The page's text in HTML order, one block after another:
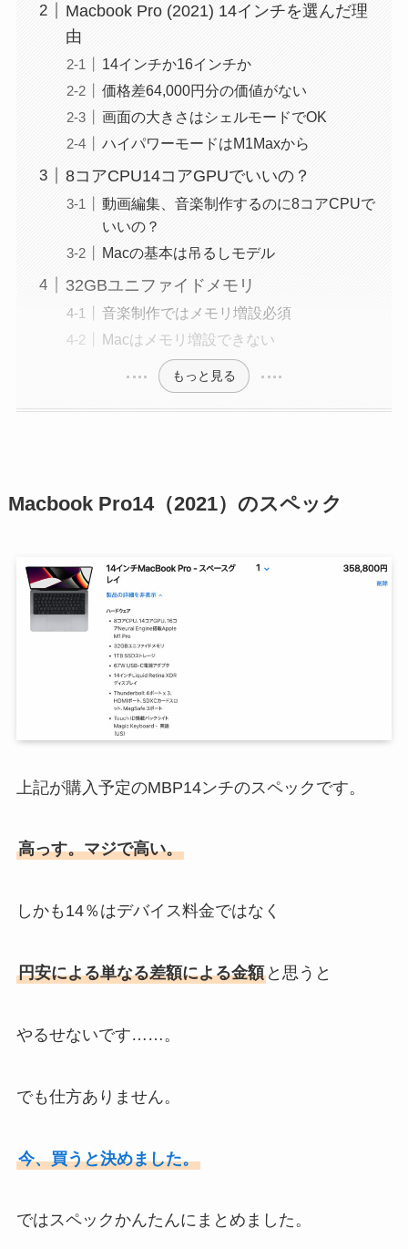
Macbook Pro (2021) 14インチを選んだ理
由
14インチか16インチか
価格差64,000円分の価値がない
画面の大きさはシェルモードでOK
ハイパワーモードはM1Maxから
8コアCPU14コアGPUでいいの？
動画編集、音楽制作するのに8コアCPUで
いいの？
Macの基本は吊るしモデル
32GBユニファイドメモリ
音楽制作ではメモリ増設必須
Macはメモリ増設できない
もっと見る
Macbook Pro14（2021）のスペック
上記が購入予定のMBP14ンチのスペックです。
高っす。マジで高い。
しかも14％はデバイス料金ではなく
円安による単なる差額による金額と思うと
やるせないです……。
でも仕方ありません。
今、買うと決めました。
ではスペックかんたんにまとめました。